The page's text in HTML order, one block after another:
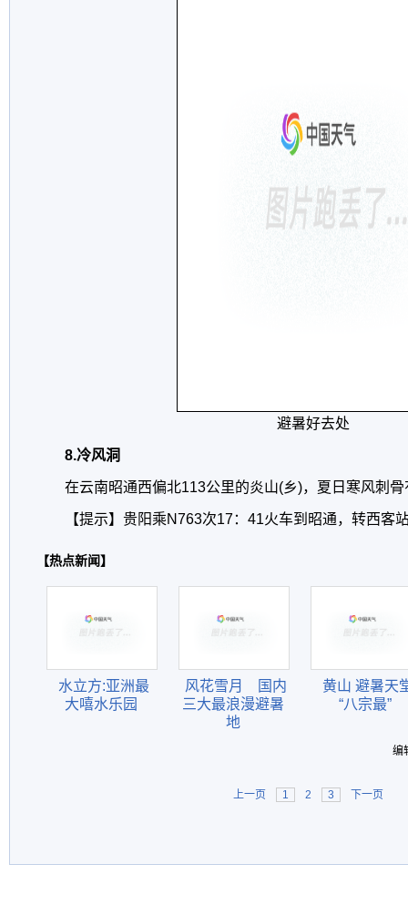
避暑好去处
8.冷风洞
在云南昭通西偏北113公里的炎山(乡)，夏日寒风刺
【提示】贵阳乘N763次17：41火车到昭通，转西客
【热点新闻】
水立方:亚洲最
大嘻水乐园
风花雪月 国内
三大最浪漫避暑
地
黄山 避暑天
“八宗最”
编
上一页 1 2 3 下一页